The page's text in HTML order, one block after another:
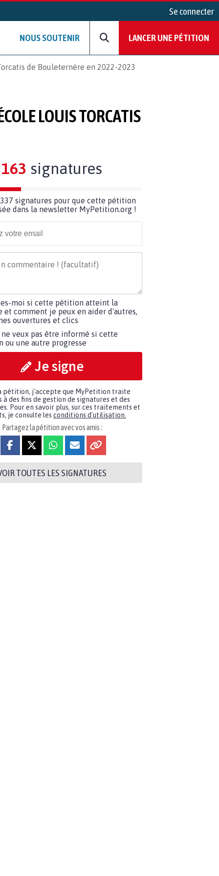
Se connecter
NOUS SOUTENIR LANCER UNE PÉTITION
de Bouleternère en 2022-2023
LOUIS TORCATIS
163 signatures
signatures pour que cette pétition
dans la newsletter MyPetition.org !
moi si cette pétition atteint la
et comment je peux en aider d'autres,
ouvertures et clics
ne veux pas être informé si cette
ou une autre progresse
Je signe
pétition, j'accepte que MyPetition traite
à des fins de gestion de signatures et des
Pour en savoir plus, sur ces traitements et
je consulte les conditions d'utilisation.
Partagez la pétition avec vos amis :
TOUTES LES SIGNATURES